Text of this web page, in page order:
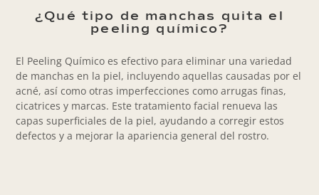
¿Qué tipo de manchas quita el
peeling químico?
El Peeling Químico es efectivo para eliminar una variedad
de manchas en la piel, incluyendo aquellas causadas por el
acné, así como otras imperfecciones como arrugas finas,
cicatrices y marcas. Este tratamiento facial renueva las
capas superficiales de la piel, ayudando a corregir estos
defectos y a mejorar la apariencia general del rostro.